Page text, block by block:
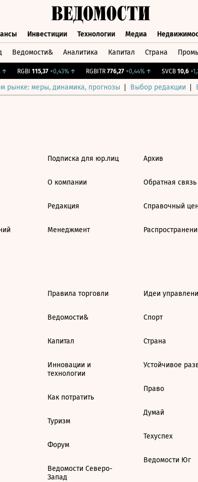
Инвестиции Технологии Медиа
Ведомости& Аналитика Капитал Страна
RGBI 115,37 +0,43%↑ RGBITR 776,27 +0,44%↑ SVCB 10,6
рынке: меры, динамика, прогнозы Выбор редакции
Подписка для юр.лиц
О компании
Редакция
Менеджмент
Архив
Обратная связь
Справочный
Правила торговли
Ведомости&
Капитал
Инновации и
технологии
Как потратить
Туризм
Форум
Ведомости Северо-
Запад
Идеи
Спорт
Страна
Устойчивое
Право
Думай
Техуспех
Ведомости Юг